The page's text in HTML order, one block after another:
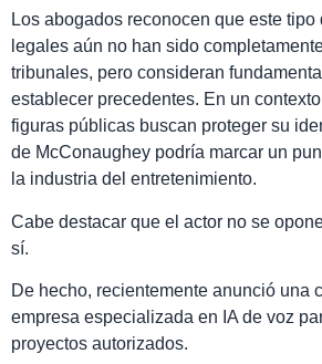
Los abogados reconocen que este tipo
legales aún no han sido
tribunales, pero consideran
establecer precedentes. En un
figuras públicas buscan proteger su
de McConaughey podría marcar un
la industria del entretenimiento.
Cabe destacar que el actor no se
sí.
De hecho, recientemente anunció una
empresa especializada en IA de voz
proyectos autorizados.